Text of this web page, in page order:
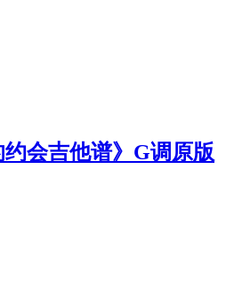
会吉他谱》G调原版